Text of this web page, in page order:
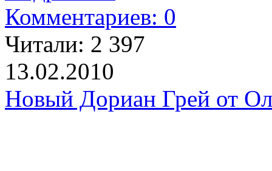
Комментариев: 0
Читали: 2 397
13.02.2010
Новый Дориан Грей от